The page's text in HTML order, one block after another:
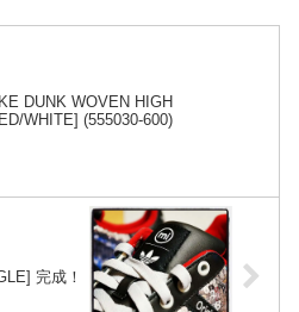
DUNK WOVEN HIGH
WHITE] (555030-600)
完成！